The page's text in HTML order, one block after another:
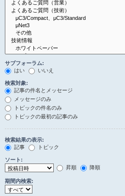
サブフォーラム:
はい
いいえ
検索対象:
記事の件名とメッセージ
メッセージのみ
トピックの件名のみ
トピックの最初の記事のみ
検索結果の表示:
記事
トピック
ソート:
昇順
降順
期間内検索: